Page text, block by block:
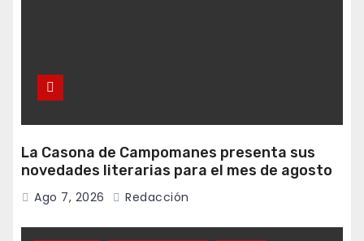
La Casona de Campomanes presenta sus
novedades literarias para el mes de agosto
Ago 7, 2026 Redacción